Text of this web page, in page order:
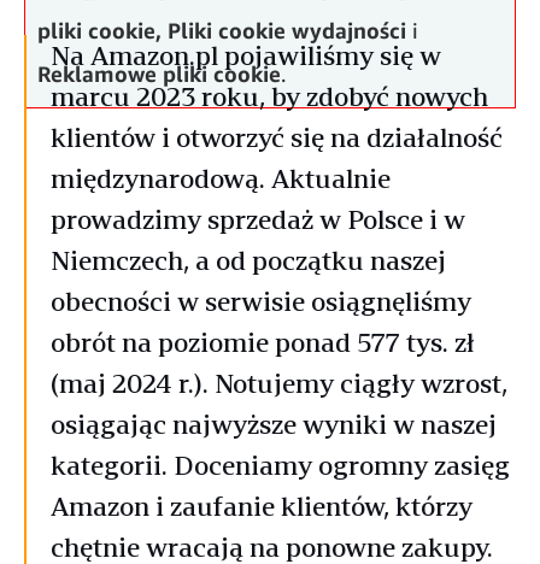
pliki cookie, Pliki cookie wydajności i
Reklamowe pliki cookie.
Na Amazon.pl pojawiliśmy się w
marcu 2023 roku, by zdobyć nowych
klientów i otworzyć się na działalność
międzynarodową. Aktualnie
prowadzimy sprzedaż w Polsce i w
Niemczech, a od początku naszej
obecności w serwisie osiągnęliśmy
obrót na poziomie ponad 577 tys. zł
(maj 2024 r.). Notujemy ciągły wzrost,
osiągając najwyższe wyniki w naszej
kategorii. Doceniamy ogromny zasięg
Amazon i zaufanie klientów, którzy
chętnie wracają na ponowne zakupy.